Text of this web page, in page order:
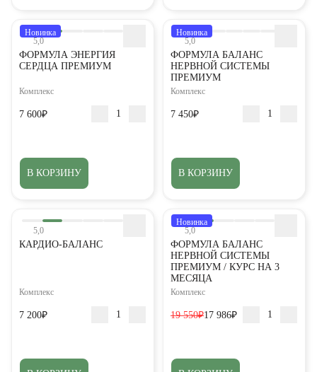
Новинка
5,0
ФОРМУЛА ЭНЕРГИЯ
СЕРДЦА ПРЕМИУМ
Комплекс
7 600₽
В КОРЗИНУ
Новинка
5,0
ФОРМУЛА БАЛАНС
НЕРВНОЙ СИСТЕМЫ
ПРЕМИУМ
Комплекс
7 450₽
В КОРЗИНУ
5,0
КАРДИО-БАЛАНС
Комплекс
7 200₽
Новинка
5,0
ФОРМУЛА БАЛАНС
НЕРВНОЙ СИСТЕМЫ
ПРЕМИУМ / КУРС НА 3
МЕСЯЦА
Комплекс
19 550₽17 986₽